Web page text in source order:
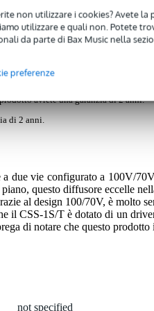
non utilizzare i cookies? Avete
utilizzare e quali non. Potete
da parte di Bax Music nella
preferenze
70V/8-Ohm (ciascuno)
avrete una garanzia di 2 anni.
di 2 anni.
due vie configurato a 100V/
questo diffusore eccelle
al design 100/70V, è molto
il CSS-1S/T è dotato di un
di notare che questo
not specified